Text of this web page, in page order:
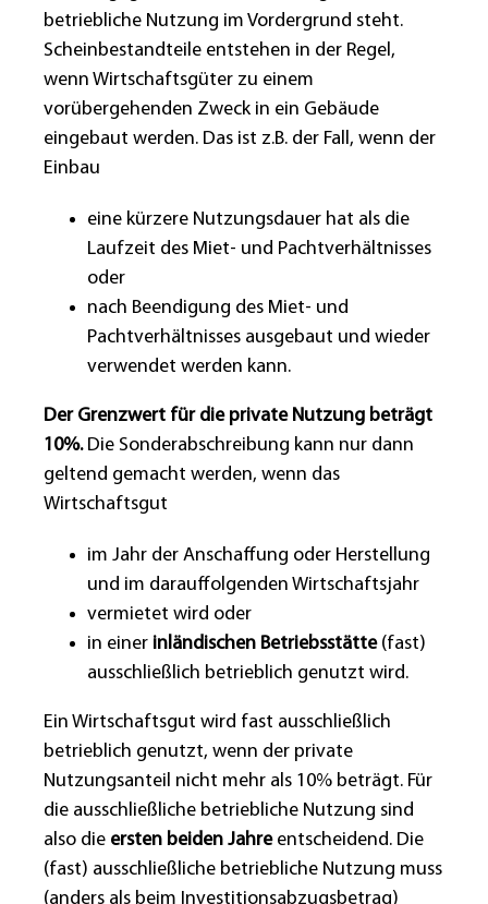
betriebliche Nutzung im Vordergrund steht.
Scheinbestandteile entstehen in der Regel,
wenn Wirtschaftsgüter zu einem
vorübergehenden Zweck in ein Gebäude
eingebaut werden. Das ist z.B. der Fall, wenn der
Einbau
eine kürzere Nutzungsdauer hat als die
Laufzeit des Miet- und Pachtverhältnisses
oder
nach Beendigung des Miet- und
Pachtverhältnisses ausgebaut und wieder
verwendet werden kann.
Der Grenzwert für die private Nutzung beträgt
10%.Die Sonderabschreibung kann nur dann
geltend gemacht werden, wenn das
Wirtschaftsgut
im Jahr der Anschaffung oder Herstellung
und im darauffolgenden Wirtschaftsjahr
vermietet wird oder
in einer inländischen Betriebsstätte(fast)
ausschließlich betrieblich genutzt wird.
Ein Wirtschaftsgut wird fast ausschließlich
betrieblich genutzt, wenn der private
Nutzungsanteil nicht mehr als 10% beträgt. Für
die ausschließliche betriebliche Nutzung sind
also die ersten beiden Jahreentscheidend. Die
(fast) ausschließliche betriebliche Nutzung muss
(anders als beim Investitionsabzugsbetrag)